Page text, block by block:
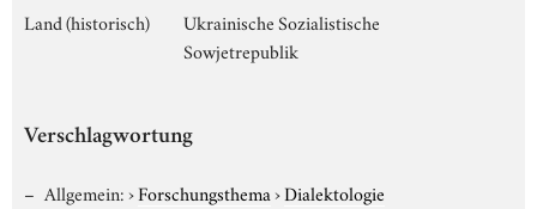
Land (historisch)
Ukrainische Sozialistische
Sowjetrepublik
Verschlagwortung
Allgemein:›Forschungsthema›Dialektologie